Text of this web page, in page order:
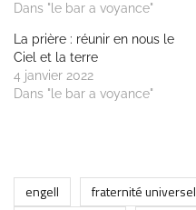
Dans "le bar a voyance"
La prière : réunir en nous le
Ciel et la terre
4 janvier 2022
Dans "le bar a voyance"
engell fraternité